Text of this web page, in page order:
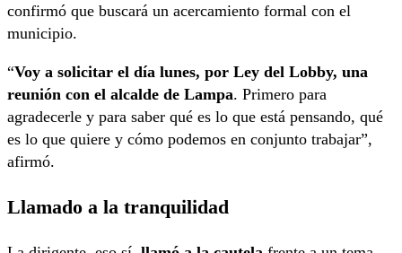
confirmó que buscará un acercamiento formal con el
municipio.
“Voy a solicitar el día lunes, por Ley del Lobby, una
reunión con el alcalde de Lampa. Primero para
agradecerle y para saber qué es lo que está pensando, qué
es lo que quiere y cómo podemos en conjunto trabajar”,
afirmó.
Llamado a la tranquilidad